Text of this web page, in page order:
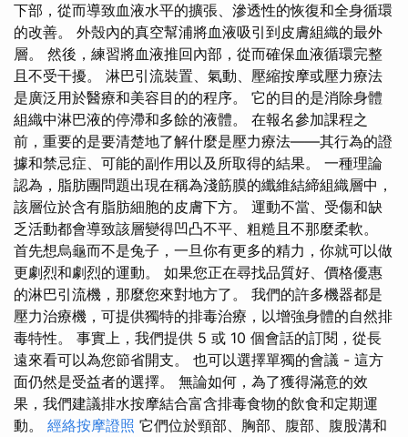
下部，從而導致血液水平的擴張、滲透性的恢復和全身循環
的改善。 外殼內的真空幫浦將血液吸引到皮膚組織的最外
層。 然後，練習將血液推回內部，從而確保血液循環完整
且不受干擾。 淋巴引流裝置、氣動、壓縮按摩或壓力療法
是廣泛用於醫療和美容目的的程序。 它的目的是消除身體
組織中淋巴液的停滯和多餘的液體。 在報名參加課程之
前，重要的是要清楚地了解什麼是壓力療法——其行為的證
據和禁忌症、可能的副作用以及所取得的結果。 一種理論
認為，脂肪團問題出現在稱為淺筋膜的纖維結締組織層中，
該層位於含有脂肪細胞的皮膚下方。 運動不當、受傷和缺
乏活動都會導致該層變得凹凸不平、粗糙且不那麼柔軟。
首先想烏龜而不是兔子，一旦你有更多的精力，你就可以做
更劇烈和劇烈的運動。 如果您正在尋找品質好、價格優惠
的淋巴引流機，那麼您來對地方了。 我們的許多機器都是
壓力治療機，可提供獨特的排毒治療，以增強身體的自然排
毒特性。 事實上，我們提供 5 或 10 個會話的訂閱，從長
遠來看可以為您節省開支。 也可以選擇單獨的會議 - 這方
面仍然是受益者的選擇。 無論如何，為了獲得滿意的效
果，我們建議排水按摩結合富含排毒食物的飲食和定期運
動。 經絡按摩證照 它們位於頸部、胸部、腹部、腹股溝和